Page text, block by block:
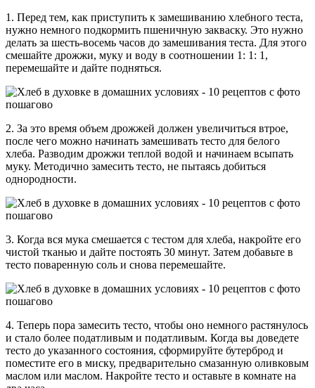
1. Перед тем, как приступить к замешиванию хлебного теста,
нужно немного подкормить пшеничную закваску. Это нужно
делать за шесть-восемь часов до замешивания теста. Для этого
смешайте дрожжи, муку и воду в соотношении 1: 1: 1,
перемешайте и дайте подняться.
2. За это время объем дрожжей должен увеличиться втрое,
после чего можно начинать замешивать тесто для белого
хлеба. Разводим дрожжи теплой водой и начинаем всыпать
муку. Методично замесить тесто, не пытаясь добиться
однородности.
3. Когда вся мука смешается с тестом для хлеба, накройте его
чистой тканью и дайте постоять 30 минут. Затем добавьте в
тесто поваренную соль и снова перемешайте.
4. Теперь пора замесить тесто, чтобы оно немного растянулось
и стало более податливым и податливым. Когда вы доведете
тесто до указанного состояния, сформируйте бутерброд и
поместите его в миску, предварительно смазанную оливковым
маслом или маслом. Накройте тесто и оставьте в комнате на